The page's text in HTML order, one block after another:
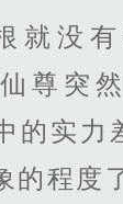
就没
尊突
的实力
的程度